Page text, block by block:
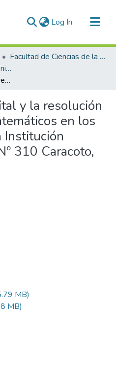
Log In (current)
Facultad de Ciencias de la Educación
Licenciada en Educación Inicial Intercultural Bilingüe
Competencia digital y la resolución de problemas matemáticos en los estudiantes de la Institución Educativa Inicial Nº 310 Caracoto, 2024
y la resolución
en los
Institución
310 Caracoto,
MB)
MB)